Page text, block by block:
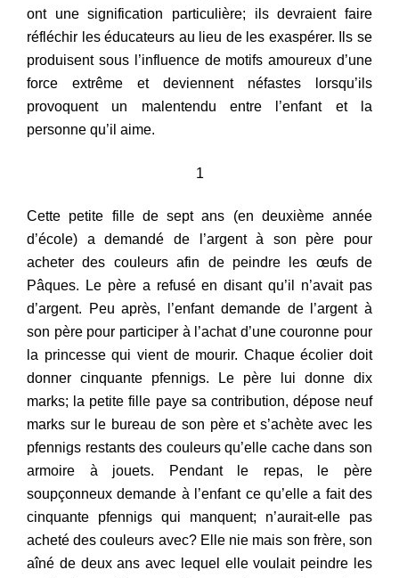
ont une signification particulière; ils devraient faire
réfléchir les éducateurs au lieu de les exaspérer. Ils se
produisent sous l’influence de motifs amoureux d’une
force extrême et deviennent néfastes lorsqu’ils
provoquent un malentendu entre l’enfant et la
personne qu’il aime.
1
Cette petite fille de sept ans (en deuxième année
d’école) a demandé de l’argent à son père pour
acheter des couleurs afin de peindre les œufs de
Pâques. Le père a refusé en disant qu’il n’avait pas
d’argent. Peu après, l’enfant demande de l’argent à
son père pour participer à l’achat d’une couronne pour
la princesse qui vient de mourir. Chaque écolier doit
donner cinquante pfennigs. Le père lui donne dix
marks; la petite fille paye sa contribution, dépose neuf
marks sur le bureau de son père et s’achète avec les
pfennigs restants des couleurs qu’elle cachedans son
armoire à jouets. Pendant le repas,
le père
soupçonneux demande à l’enfant ce qu’elle a fait des
cinquante pfennigs qui manquent; n’aurait-elle pas
acheté des couleurs avec? Elle nie mais son frère, son
aîné de deux ans avec lequel elle voulait peindre les